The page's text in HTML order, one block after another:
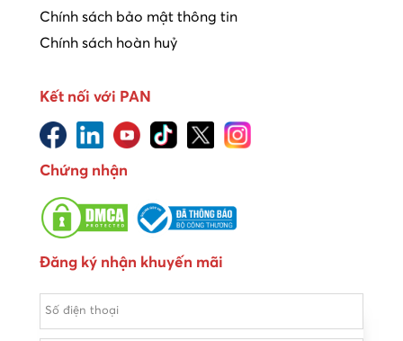
Chính sách bảo mật thông tin
Chính sách hoàn huỷ
Kết nối với PAN
Chứng nhận
Đăng ký nhận khuyến mãi